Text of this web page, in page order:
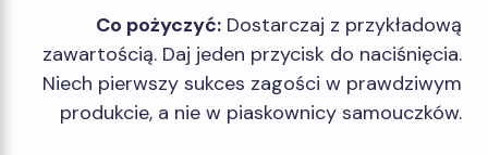
Co pożyczyć: Dostarczaj z przykładową
zawartością. Daj jeden przycisk do naciśnięcia.
Niech pierwszy sukces zagości w prawdziwym
produkcie, a nie w piaskownicy samouczków.